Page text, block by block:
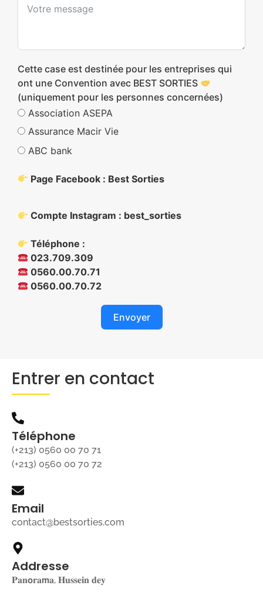
Cette case est destinée pour les entreprises qui
ont une Convention avec BEST SORTIES
(uniquement pour les personnes concernées)
Association ASEPA
Assurance Macir Vie
ABC bank
Page Facebook : Best Sorties
Compte Instagram : best_sorties
Téléphone :
023.709.309
0560.00.70.71
0560.00.70.72
Envoyer
Entrer en contact
Téléphone
(+213) 0560 00 70 71
(+213) 0560 00 70 72
Email
contact@bestsorties.com
Addresse
𝐏𝐚𝐧𝗼𝐫𝐚𝗺𝐚, 𝐇𝐮𝐬𝐬𝐞𝐢𝐧 𝐝𝐞𝐲